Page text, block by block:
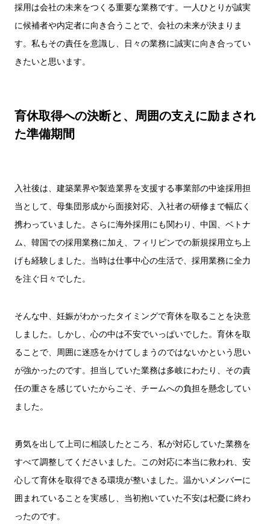
採用は会社の未来をつくる重要な業務です。一人ひとりが誠実
に候補者や内定者に向き合うことで、会社の未来が決まりま
す。私もその責任を意識し、日々の業務に誠実に向き合ってい
きたいと思います。
育休取得への決断と、周囲の支えに励まされ
た準備期間
入社後は、建築業界や製造業界を支援する事業部の中途採用担
当として、母集団形成から面接対応、入社者の研修まで幅広く
携わっていました。さらに海外採用にも関わり、中国、ベトナ
ム、韓国での採用業務に加え、フィリピンでの新規採用立ち上
げも経験しました。当時は仕事中心の生活で、採用業務に全力
を注ぐ日々でした。
そんな中、妊娠がわかったタイミングで育休を取ることを決意
しました。しかし、心の中は不安でいっぱいでした。育休を取
ることで、周囲に迷惑をかけてしまうのではないかという思い
が強かったのです。担当していた業務は多岐にわたり、その責
任の重さを感じていたからこそ、チームへの負担を懸念してい
ました。
勇気を出して上司に相談したところ、私が対応していた業務を
すべて調整してくださいました。この対応に本当に救われ、安
心して育休を取得できる環境が整いました。温かいメンバーに
囲まれていることを実感し、当初抱いていた不安は杞憂に終わ
ったのです。